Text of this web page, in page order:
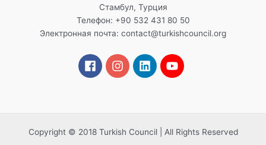
Стамбул, Турция
Телефон: +90 532 431 80 50
Электронная почта: contact@turkishcouncil.org
Copyright © 2018 Turkish Council | All Rights Reserved